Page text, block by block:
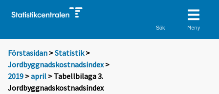
Sök Meny
Förstasidan >Statistik >
Jordbyggnadskostnadsindex>
2019 >april > Tabellbilaga 3.
Jordbyggnadskostnadsindex